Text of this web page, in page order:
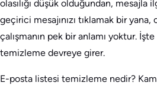
olasılığı düşük olduğundan, mesajla
geçirici mesajınızı tıklamak bir
çalışmanın pek bir anlamı yoktur.
temizleme devreye girer.
E-posta listesi temizleme nedir?